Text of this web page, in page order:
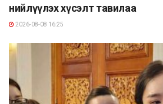
нийлүүлэх хүсэлт тавилаа
2026-08-08 16:25